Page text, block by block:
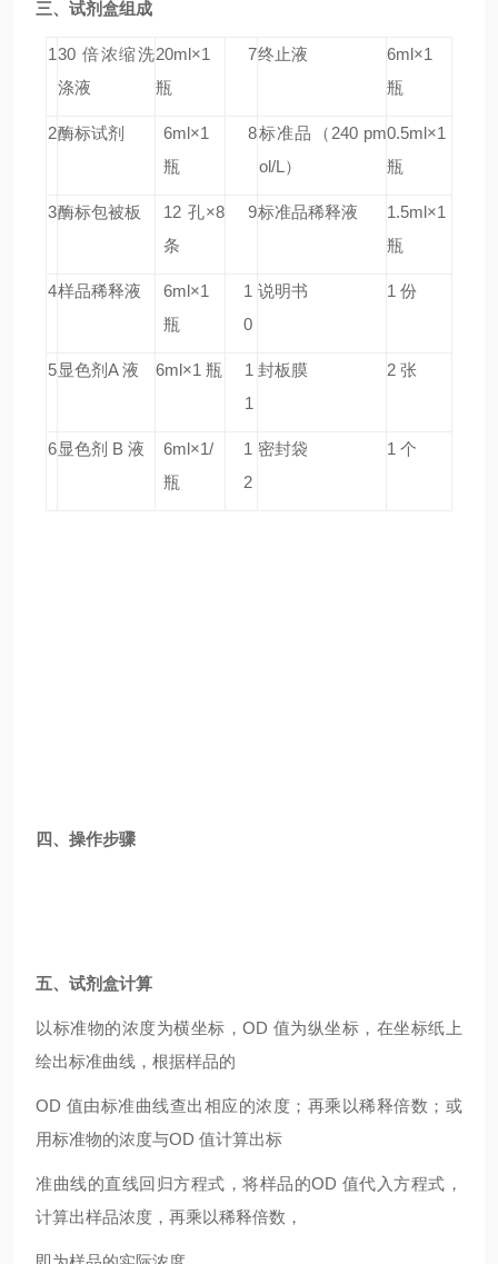
三、试剂盒组成
130 倍浓缩洗
涤液
20ml×1
瓶
7终止液
6ml×1
瓶
2酶标试剂
6ml×1
瓶
8标准品
（240 pm
ol/L）
0.5ml×1
瓶
3酶标包被板
12 孔×8
条
9标准品稀释液
1.5ml×1
瓶
4样品稀释液
6ml×1
瓶
1
0
说明书 1 份
5显色剂A 液 6ml×1 瓶
1
1
封板膜 2 张
6显色剂 B 液
6ml×1/
瓶
1
2
密封袋 1 个
四、操作步骤
五、试剂盒计算
以标准物的浓度为横坐标，OD 值为纵坐标，在坐标纸上
绘出标准曲线，根据样品的
OD 值由标准曲线查出相应的浓度；再乘以稀释倍数；或
用标准物的浓度与OD 值计算出标
准曲线的直线回归方程式，将样品的OD 值代入方程式，
计算出样品浓度，再乘以稀释倍数，